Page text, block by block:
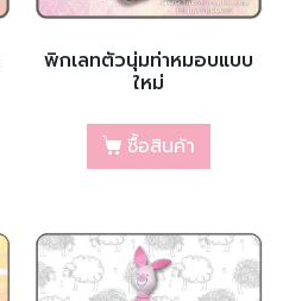
พิกเลทตัวนุ่มท่าหมอบแบบ
ใหม่
ซื้อสินค้า